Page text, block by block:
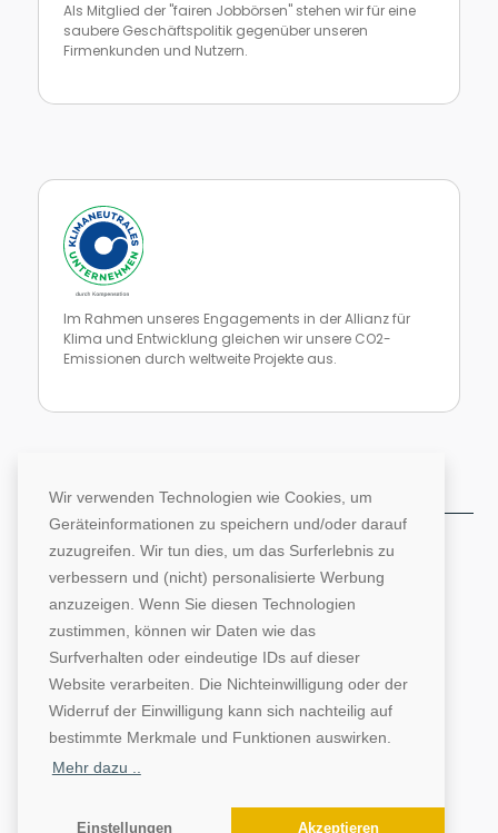
Wir verwenden Technologien wie Cookies, um
Geräteinformationen zu speichern und/oder darauf
zuzugreifen. Wir tun dies, um das Surferlebnis zu
verbessern und (nicht) personalisierte Werbung
anzuzeigen. Wenn Sie diesen Technologien
zustimmen, können wir Daten wie das
Surfverhalten oder eindeutige IDs auf dieser
Website verarbeiten. Die Nichteinwilligung oder der
Widerruf der Einwilligung kann sich nachteilig auf
bestimmte Merkmale und Funktionen auswirken.
Mehr dazu ..
Einstellungen Akzeptieren
Als Mitglied der "fairen Jobbörsen" stehen wir für eine
saubere Geschäftspolitik gegenüber unseren
Firmenkunden und Nutzern.
Im Rahmen unseres Engagements in der Allianz für
Klima und Entwicklung gleichen wir unsere CO2-
Emissionen durch weltweite Projekte aus.
©1996-2026 Deutsche Hochschulwerbung und -
vertriebs GmbH. Alle Rechte vorbehalten.
AGB Impressum Datenschutz